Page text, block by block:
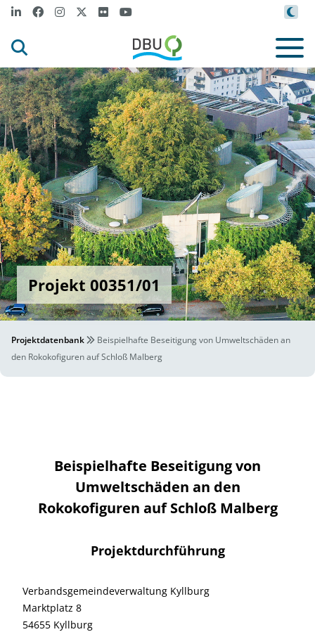
Projekt 00351/01
Projektdatenbank
Beispielhafte Beseitigung von Umweltschäden an
den Rokokofiguren auf Schloß Malberg
Beispielhafte Beseitigung von
Umweltschäden an den
Rokokofiguren auf Schloß Malberg
Projektdurchführung
Verbandsgemeindeverwaltung Kyllburg
Marktplatz 8
54655 Kyllburg